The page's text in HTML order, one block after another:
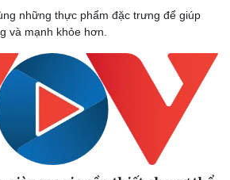
những thực phẩm đặc trưng để giúp
và mạnh khỏe hơn.